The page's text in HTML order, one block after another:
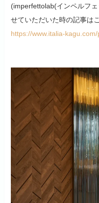
(imperfettolab(インペルフ
せていただいた時の記事は
https://www.italia-